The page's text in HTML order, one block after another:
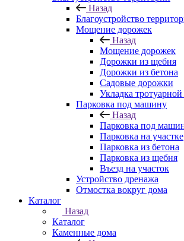
Назад
Благоустройство
Мощение дорожек
Назад
Мощение дорожек
Дорожки из щебня
Дорожки из бетона
Садовые дорожки
Укладка тротуарной
Парковка под машину
Назад
Парковка под
Парковка на участке
Парковка из бетона
Парковка из щебня
Въезд на участок
Устройство дренажа
Отмостка вокруг дома
Каталог
Назад
Каталог
Каменные дома